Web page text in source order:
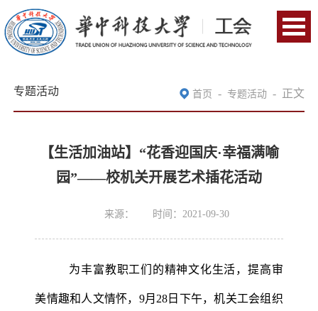
专题活动 首页 - 专题活动 - 正文
【生活加油站】“花香迎国庆·幸福满喻
园”——校机关开展艺术插花活动
来源： 时间：2021-09-30
为丰富教职工们的精神文化生活，提高审
美情趣和人文情怀，9月28日下午，机关工会组织